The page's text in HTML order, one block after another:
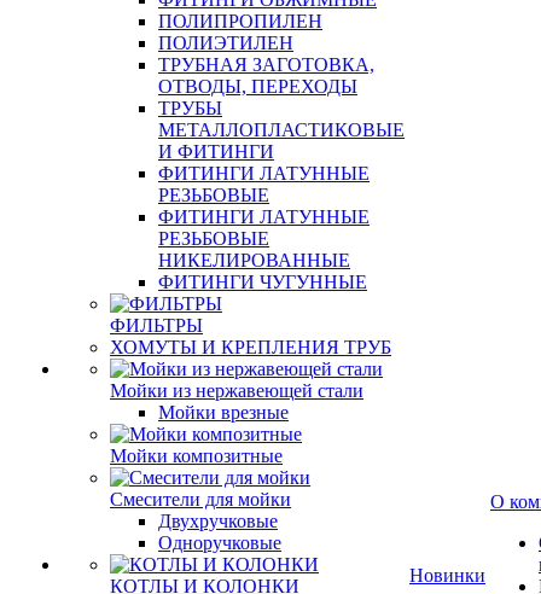
ПОЛИПРОПИЛЕН
ПОЛИЭТИЛЕН
ТРУБНАЯ ЗАГОТОВКА,
ОТВОДЫ, ПЕРЕХОДЫ
ТРУБЫ
МЕТАЛЛОПЛАСТИКОВЫЕ
И ФИТИНГИ
ФИТИНГИ ЛАТУННЫЕ
РЕЗЬБОВЫЕ
ФИТИНГИ ЛАТУННЫЕ
РЕЗЬБОВЫЕ
НИКЕЛИРОВАННЫЕ
ФИТИНГИ ЧУГУННЫЕ
ФИЛЬТРЫ
ХОМУТЫ И КРЕПЛЕНИЯ ТРУБ
Мойки из нержавеющей стали
Мойки врезные
Мойки композитные
Смесители для мойки
Двухручковые
Одноручковые
КОТЛЫ И КОЛОНКИ
Новинки
О